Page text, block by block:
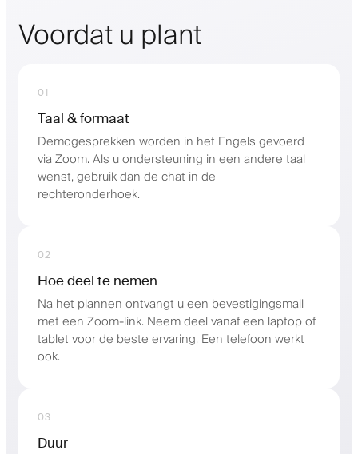
Voordat u plant
01
Taal & formaat
Demogesprekken worden in het Engels gevoerd
via Zoom. Als u ondersteuning in een andere taal
wenst, gebruik dan de chat in de
rechteronderhoek.
02
Hoe deel te nemen
Na het plannen ontvangt u een bevestigingsmail
met een Zoom-link. Neem deel vanaf een laptop of
tablet voor de beste ervaring. Een telefoon werkt
ook.
03
Duur